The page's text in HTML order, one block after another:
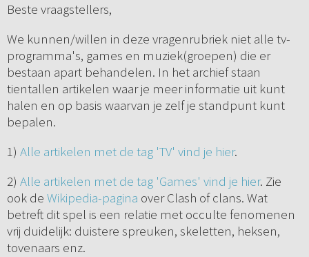
Beste vraagstellers,
We kunnen/willen in deze vragenrubriek niet alle tv-
programma's, games en muziek(groepen) die er
bestaan apart behandelen. In het archief staan
tientallen artikelen waar je meer informatie uit kunt
halen en op basis waarvan je zelf je standpunt kunt
bepalen.
1) Alle artikelen met de tag 'TV' vind je hier.
2) Alle artikelen met de tag 'Games' vind je hier. Zie
ook de Wikipedia-pagina over Clash of clans. Wat
betreft dit spel is een relatie met occulte fenomenen
vrij duidelijk: duistere spreuken, skeletten, heksen,
tovenaars enz.